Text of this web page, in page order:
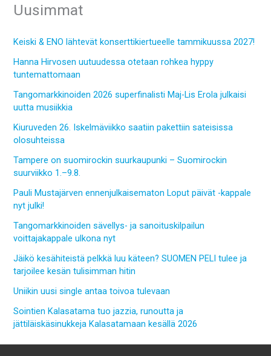
Uusimmat
Keiski & ENO lähtevät konserttikiertueelle tammikuussa 2027!
Hanna Hirvosen uutuudessa otetaan rohkea hyppy
tuntemattomaan
Tangomarkkinoiden 2026 superfinalisti Maj-Lis Erola julkaisi
uutta musiikkia
Kiuruveden 26. Iskelmäviikko saatiin pakettiin sateisissa
olosuhteissa
Tampere on suomirockin suurkaupunki – Suomirockin
suurviikko 1.–9.8.
Pauli Mustajärven ennenjulkaisematon Loput päivät -kappale
nyt julki!
Tangomarkkinoiden sävellys- ja sanoituskilpailun
voittajakappale ulkona nyt
Jäikö kesähiteistä pelkkä luu käteen? SUOMEN PELI tulee ja
tarjoilee kesän tulisimman hitin
Uniikin uusi single antaa toivoa tulevaan
Sointien Kalasatama tuo jazzia, runoutta ja
jättiläiskäsinukkeja Kalasatamaan kesällä 2026